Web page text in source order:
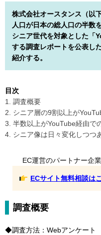
株式会社オースタンス（以
人口が日本の総人口の半数
シニア世代を対象とした「
する調査レポートを公表し
紹介する。
目次
1. 調査概要
2. シニア層の9割以上が
3. 半数以上がYouTube経由で
4. シニア像は日々変化しつつ
EC運営のパートナー企
ECサイト無料相談は
調査概要
◆調査方法：Webアンケート